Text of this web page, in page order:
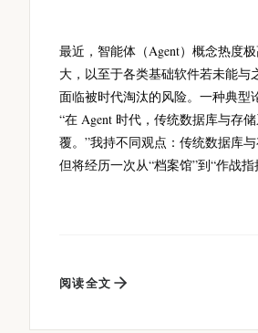
最近，智能体（Agent）概念热度
大，以至于各类基础软件若未能与
面临被时代淘汰的风险。一种典型
“在 Agent 时代，传统数据库与存
覆。”我持不同观点：传统数据库与
但将经历一次从“档案馆”到“作战指
阅读全文